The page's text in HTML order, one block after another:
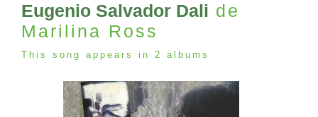
Eugenio Salvador Dali de
Marilina Ross
This song appears in 2 albums